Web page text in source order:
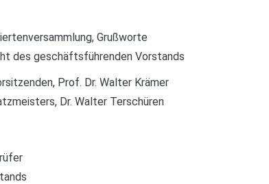
Grußworte
des geschäftsführenden Vorstands
Prof. Dr. Walter Krämer
Dr. Walter Terschüren